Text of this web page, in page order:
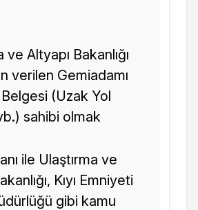
ve Altyapı Bakanlığı
verilen Gemiadamı
(Uzak Yol
sahibi olmak
ile Ulaştırma ve
Kıyı Emniyeti
gibi kamu